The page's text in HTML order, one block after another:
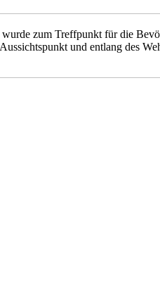
zum Treffpunkt für die
und entlang des